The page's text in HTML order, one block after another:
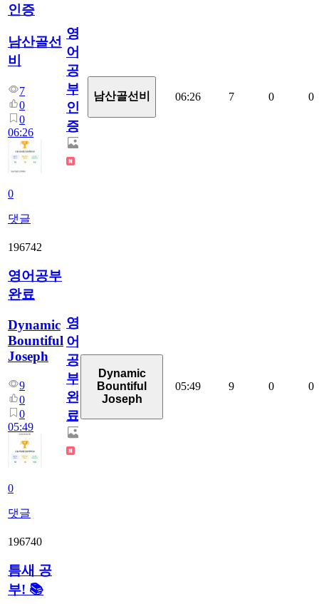
인증
남산골선
비
7
0
0
06:26
0
댓글
영
어
공
부
인
증
남산골선비 06:26 7 0 0
196742
영어공부
완료
Dynamic
Bountiful
Joseph
9
0
0
05:49
0
댓글
영
어
공
부
완
료
Dynamic
Bountiful
Joseph
05:49 9 0 0
196740
틈새 공
부! 📚